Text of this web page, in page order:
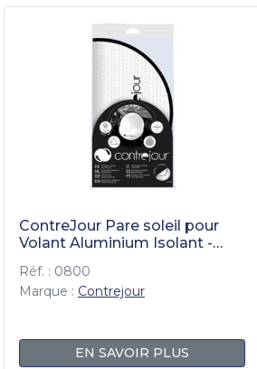
ContreJour Pare soleil pour
Volant Aluminium Isolant -
Réf. : 0800
Marque : Contrejour
EN SAVOIR PLUS